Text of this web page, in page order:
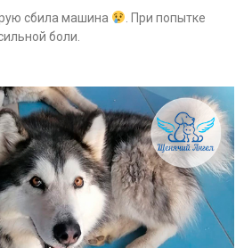
сбила машина
. При попытке
боли.